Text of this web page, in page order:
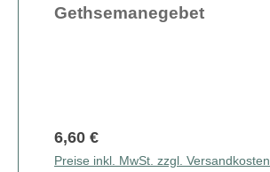
Gethsemanegebet
6,60 €
Preise inkl. MwSt. zzgl. Versandkosten